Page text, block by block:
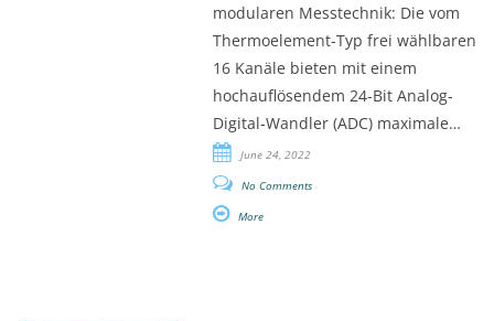
modularen Messtechnik: Die vom
Thermoelement-Typ frei wählbaren
16 Kanäle bieten mit einem
hochauflösendem 24-Bit Analog-
Digital-Wandler (ADC) maximale…
June 24, 2022
No Comments
More